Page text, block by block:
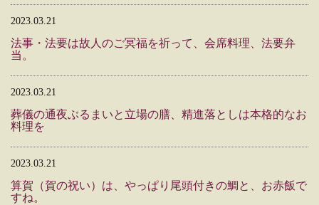
2023.03.21
法事・法要は故人のご冥福を祈って、会席料理、法要弁
当。
2023.03.21
葬儀の通夜ぶるまいと立場の膳、精進落としは本格的なお
料理を
2023.03.21
算賀（賀の祝い）は、やっぱり尾頭付きの鯛と、お赤飯で
すね。